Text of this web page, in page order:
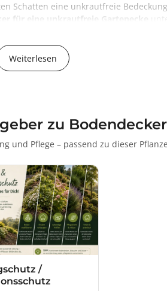
Schatten eine unkrautfreie
für eine unkrautfreie Gartenecke
Pflanzen weichen und Dein Garten
Weiterlesen
zu Bodendecker
und Pflege – passend zu dieser
/